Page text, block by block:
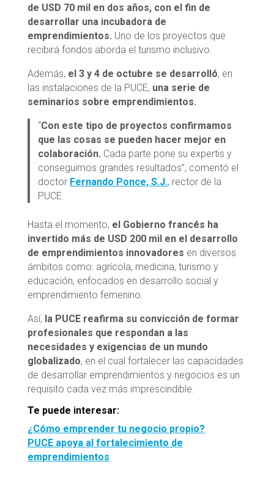
de USD 70 mil en dos años, con el fin de
desarrollar una incubadora de
emprendimientos. Uno de los proyectos que
recibirá fondos aborda el turismo inclusivo.
Además, el 3 y 4 de octubre se desarrolló, en
las instalaciones de la PUCE, una serie de
seminarios sobre emprendimientos.
“Con este tipo de proyectos confirmamos
que las cosas se pueden hacer mejor en
colaboración. Cada parte pone su expertis y
conseguimos grandes resultados”, comentó el
doctor Fernando Ponce, S.J., rector de la
PUCE.
Hasta el momento, el Gobierno francés ha
invertido más de USD 200 mil en el desarrollo
de emprendimientos innovadores en diversos
ámbitos como: agrícola, medicina, turismo y
educación, enfocados en desarrollo social y
emprendimiento femenino.
Así, la PUCE reafirma su convicción de formar
profesionales que respondan a las
necesidades y exigencias de un mundo
globalizado, en el cual fortalecer las capacidades
de desarrollar emprendimientos y negocios es un
requisito cada vez más imprescindible.
Te puede interesar:
¿Cómo emprender tu negocio propio?
PUCE apoya al fortalecimiento de
emprendimientos